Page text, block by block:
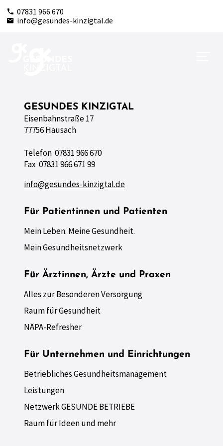
07831 966 670
info@gesundes-kinzigtal.de
GESUNDES KINZIGTAL
Eisenbahnstraße 17
77756 Hausach
Telefon 07831 966 670
Fax 07831 966 671 99
info@gesundes-kinzigtal.de
Für Patientinnen und Patienten
Mein Leben. Meine Gesundheit.
Mein Gesundheitsnetzwerk
Für Ärztinnen, Ärzte und Praxen
Alles zur Besonderen Versorgung
Raum für Gesundheit
NÄPA-Refresher
Für Unternehmen und Einrichtungen
Betriebliches Gesundheitsmanagement
Leistungen
Netzwerk GESUNDE BETRIEBE
Raum für Ideen und mehr